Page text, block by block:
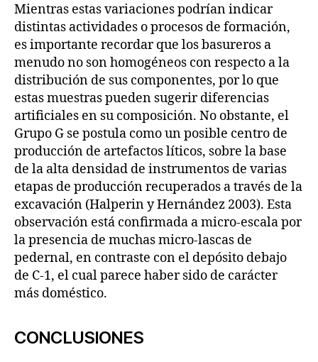
Mientras estas variaciones podrían indicar
distintas actividades o procesos de formación,
es importante recordar que los basureros a
menudo no son homogéneos con respecto a la
distribución de sus componentes, por lo que
estas muestras pueden sugerir diferencias
artificiales en su composición. No obstante, el
Grupo G se postula como un posible centro de
producción de artefactos líticos, sobre la base
de la alta densidad de instrumentos de varias
etapas de producción recuperados a través de la
excavación (Halperin y Hernández 2003). Esta
observación está confirmada a micro-escala por
la presencia de muchas micro-lascas de
pedernal, en contraste con el depósito debajo
de C-1, el cual parece haber sido de carácter
más doméstico.
CONCLUSIONES